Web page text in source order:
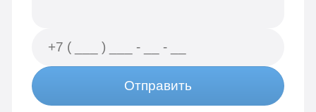
Отправить